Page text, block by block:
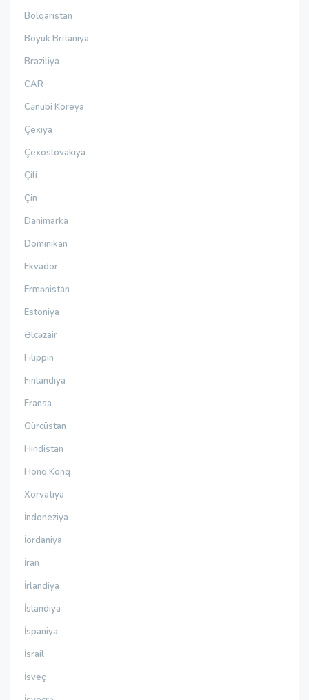
Bolqarıstan
Böyük Britaniya
Braziliya
CAR
Cənubi Koreya
Çexiya
Çexoslovakiya
Çili
Çin
Danimarka
Dominikan
Ekvador
Ermənistan
Estoniya
Əlcəzair
Filippin
Finlandiya
Fransa
Gürcüstan
Hindistan
Honq Konq
Xorvatiya
İndoneziya
İordaniya
İran
İrlandiya
İslandiya
İspaniya
İsrail
İsveç